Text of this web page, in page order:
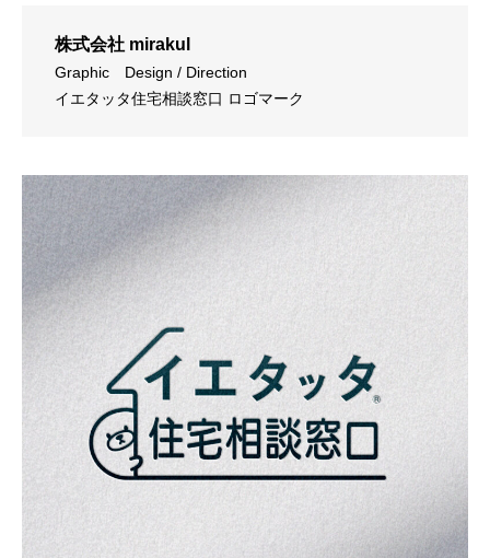
株式会社 mirakul
Graphic
Design / Direction
イエタッタ住宅相談窓口 ロゴマーク